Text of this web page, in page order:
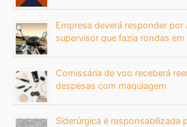
Empresa deverá responder por
supervisor que fazia rondas
Comissária de voo receberá
despesas com maquiagem
Siderúrgica é responsabilizada